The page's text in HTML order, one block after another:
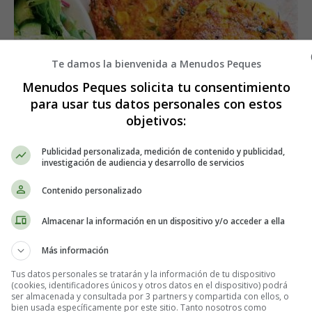
Te damos la bienvenida a Menudos Peques
Menudos Peques solicita tu consentimiento
para usar tus datos personales con estos
objetivos:
Publicidad personalizada, medición de contenido y publicidad,
investigación de audiencia y desarrollo de servicios
Contenido personalizado
Almacenar la información en un dispositivo y/o acceder a ella
Más información
Tus datos personales se tratarán y la información de tu dispositivo
(cookies, identificadores únicos y otros datos en el dispositivo) podrá
ser almacenada y consultada por 3 partners y compartida con ellos, o
bien usada específicamente por este sitio. Tanto nosotros como